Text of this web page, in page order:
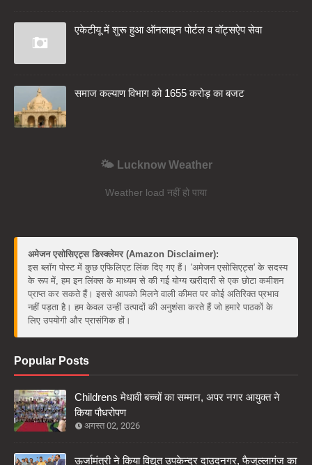
एकेटीयू में शुरू हुआ ऑनलाइन पोर्टल व वॉट्सऐप सेवा
समाज कल्याण विभाग को 1655 करोड़ का बजट
🌤️ Lucknow Weather
Weather load नहीं हो पाया
अमेजन एसोसिएट्स डिस्क्लेमर (Amazon Disclaimer):
इस ब्लॉग पोस्ट में कुछ एफिलिएट लिंक दिए गए हैं। 'अमेजन एसोसिएट्स' के सदस्य
के रूप में, हम इन लिंक्स के माध्यम से की गई योग्य खरीदारी से एक छोटा कमीशन
प्राप्त कर सकते हैं। इससे आपको मिलने वाली कीमत पर कोई अतिरिक्त प्रभाव
नहीं पड़ता है। हम केवल उन्हीं उत्पादों की अनुशंसा करते हैं जो हमारे पाठकों के
लिए उपयोगी और प्रासंगिक हों।
Popular Posts
Childrens मेधावी बच्चों का सम्मान, अपर नगर आयुक्त ने
किया पौधरोपण
अगस्त 02, 2026
ऊर्जामंत्री ने किया विद्युत उपकेन्द्र दाउदनगर, फैजुल्लागंज का